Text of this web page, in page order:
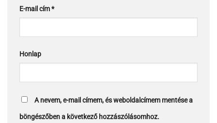
E-mail cím*
Honlap
A nevem, e-mail címem, és weboldalcímem mentése a
böngészőben a következő hozzászólásomhoz.